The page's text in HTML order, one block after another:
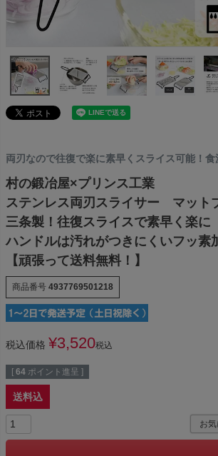
両刃なので往復で楽に素早くスライス可能！食
村の鍛冶屋×プリンス工業
ステンレス両刃スライサー マット
三条製！往復スライスで素早く楽に
ハンドルは汚れがつきにくいフッ
【頑張って送料無料！】
商品番号 4937769501218
税込価格 ¥3,520税込
[ 64 ポイント進呈 ]
送料込
お